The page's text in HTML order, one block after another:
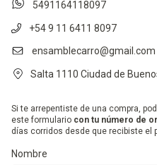
5491164118097
+54 9 11 6411 8097
ensamblecarro@gmail.com
Salta 1110 Ciudad de
Si te arrepentiste de una compra,
este formulario con tu número de
días corridos desde que recibiste el
Nombre